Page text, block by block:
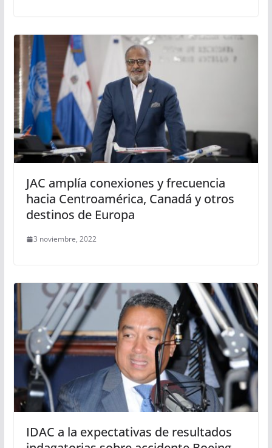
JAC amplía conexiones y frecuencia
hacia Centroamérica, Canadá y otros
destinos de Europa
3 noviembre, 2022
IDAC a la expectativas de resultados